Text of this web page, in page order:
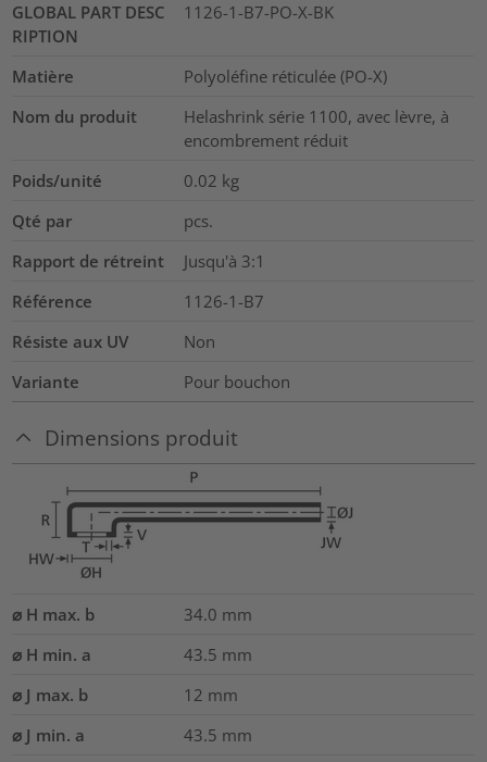
GLOBAL PART DESC
RIPTION
1126-1-B7-PO-X-BK
Matière
Polyoléfine réticulée (PO-X)
Nom du produit
Helashrink série 1100, avec lèvre, à
encombrement réduit
Poids/unité
0.02 kg
Qté par
pcs.
Rapport de rétreint
Jusqu'à 3:1
Référence
1126-1-B7
Résiste aux UV
Non
Variante
Pour bouchon
Dimensions produit
⌀ H max. b 34.0 mm
⌀ H min. a
43.5 mm
⌀ J max. b
12 mm
⌀ J min. a
43.5 mm